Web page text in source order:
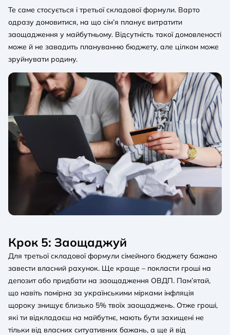
Те саме стосується і третьої складової формули. Варто
одразу домовитися, на що сім’я планує витратити
заощадження у майбутньому. Відсутність такої домовленості
може й не завадить плануванню бюджету, але цілком може
зруйнувати родину.
Крок 5: Заощаджуй
Для третьої складової формули сімейного бюджету бажано
завести власний рахунок. Ще краще – покласти гроші на
депозит або придбати на заощадження ОВДП. Пам’ятай,
що навіть помірна за українськими мірками інфляція
щороку знищує близько 5% твоїх заощаджень. Отже гроші,
які ти відкладаєш на майбутнє, мають бути захищені не
тільки від власних ситуативних бажань, а ще й від